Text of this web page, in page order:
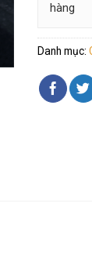
hàng
Danh mục: